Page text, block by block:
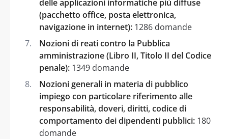
delle applicazioni informatiche più diffuse
(pacchetto office, posta elettronica,
navigazione in internet): 1286 domande
Nozioni di reati contro la Pubblica
amministrazione (Libro II, Titolo II del Codice
penale): 1349 domande
Nozioni generali in materia di pubblico
impiego con particolare riferimento alle
responsabilità, doveri, diritti, codice di
comportamento dei dipendenti pubblici: 180
domande